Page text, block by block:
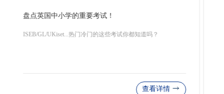
如何适应国际高中的教学体系与英国教学体系的差别，顺利申
查看详情